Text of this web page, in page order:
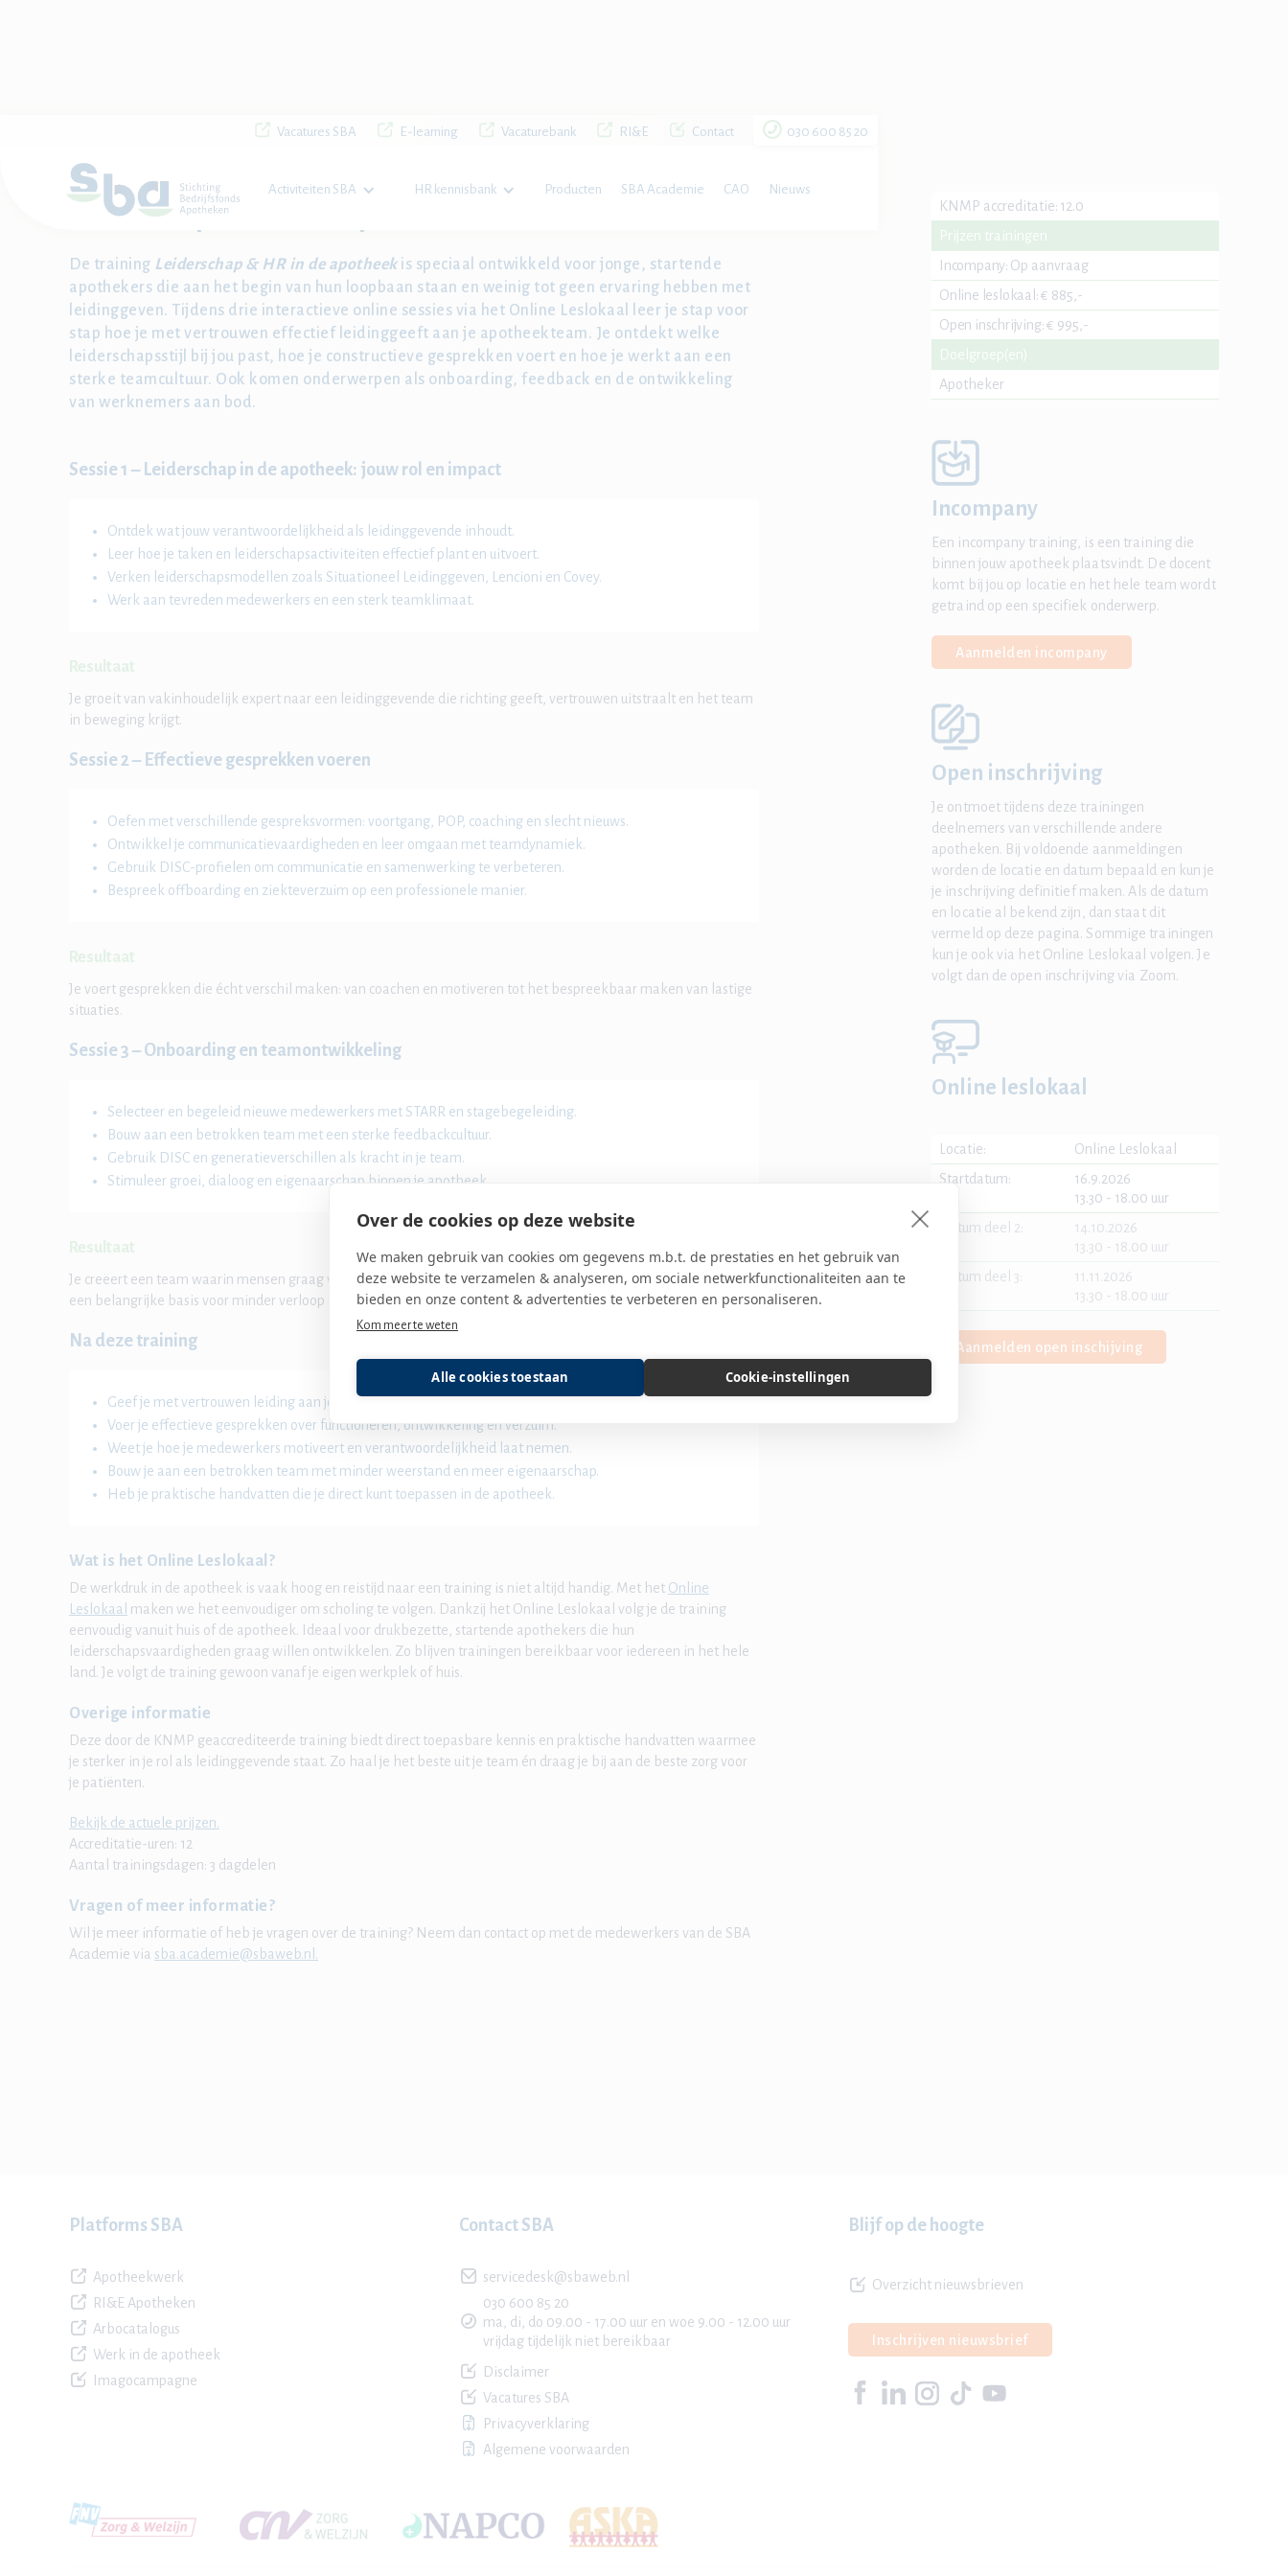
Over de cookies op deze website
We maken gebruik van cookies om gegevens m.b.t. de prestaties en het gebruik van
deze website te verzamelen & analyseren, om sociale netwerkfunctionaliteiten aan te
bieden en onze content & advertenties te verbeteren en personaliseren.
Kom meer te weten
Alle cookies toestaan Cookie-instellingen
Vacatures SBA E-learning Vacaturebank RI&E Contact 030 600 85 20
Activiteiten SBA HR kennisbank Producten SBA Academie CAO Nieuws
Home  SBA Academie
Leiderschap & HR in de apotheek
De training Leiderschap & HR in de apotheekis speciaal ontwikkeld voor jonge, startende
apothekers die aan het begin van hun loopbaan staan en weinig tot geen ervaring hebben met
leidinggeven. Tijdens drie interactieve online sessies via het Online Leslokaal leer je stap voor
stap hoe je met vertrouwen effectief leidinggeeft aan je apotheekteam. Je ontdekt welke
leiderschapsstijl bij jou past, hoe je constructieve gesprekken voert en hoe je werkt aan een
sterke teamcultuur. Ook komen onderwerpen als onboarding, feedback en de ontwikkeling
van werknemers aan bod.
Sessie 1 – Leiderschap in de apotheek: jouw rol en impact
Ontdek wat jouw verantwoordelijkheid als leidinggevende inhoudt.
Leer hoe je taken en leiderschapsactiviteiten effectief plant en uitvoert.
Verken leiderschapsmodellen zoals Situationeel Leidinggeven, Lencioni en Covey.
Werk aan tevreden medewerkers en een sterk teamklimaat.
Resultaat
Je groeit van vakinhoudelijk expert naar een leidinggevende die richting geeft, vertrouwen uitstraalt en het team
in beweging krijgt.
Sessie 2 – Effectieve gesprekken voeren
Oefen met verschillende gespreksvormen: voortgang, POP, coaching en slecht nieuws.
Ontwikkel je communicatievaardigheden en leer omgaan met teamdynamiek.
Gebruik DISC-profielen om communicatie en samenwerking te verbeteren.
Bespreek offboarding en ziekteverzuim op een professionele manier.
Resultaat
Je voert gesprekken die écht verschil maken: van coachen en motiveren tot het bespreekbaar maken van lastige
situaties.
Sessie 3 – Onboarding en teamontwikkeling
Selecteer en begeleid nieuwe medewerkers met STARR en stagebegeleiding.
Bouw aan een betrokken team met een sterke feedbackcultuur.
Gebruik DISC en generatieverschillen als kracht in je team.
Stimuleer groei, dialoog en eigenaarschap binnen je apotheek.
Resultaat
Je creëert een team waarin mensen graag werken, verantwoordelijkheid nemen en zich blijven ontwikkelen –
een belangrijke basis voor minder verloop en betere patiëntenzorg.
Na deze training
Geef je met vertrouwen leiding aan jouw team.
Voer je effectieve gesprekken over functioneren, ontwikkeling en verzuim.
Weet je hoe je medewerkers motiveert en verantwoordelijkheid laat nemen.
Bouw je aan een betrokken team met minder weerstand en meer eigenaarschap.
Heb je praktische handvatten die je direct kunt toepassen in de apotheek.
Wat is het Online Leslokaal?
De werkdruk in de apotheek is vaak hoog en reistijd naar een training is niet altijd handig. Met het Online
Leslokaal
maken we het eenvoudiger om scholing te volgen. Dankzij het Online Leslokaal volg je de training
eenvoudig vanuit huis of de apotheek. Ideaal voor drukbezette, startende apothekers die hun
leiderschapsvaardigheden graag willen ontwikkelen. Zo blijven trainingen bereikbaar voor iedereen in het hele
land. Je volgt de training gewoon vanaf je eigen werkplek of huis.
Overige informatie
Deze door de KNMP geaccrediteerde training biedt direct toepasbare kennis en praktische handvatten waarmee
je sterker in je rol als leidinggevende staat. Zo haal je het beste uit je team én draag je bij aan de beste zorg voor
je patiënten.
Bekijk de actuele prijzen.
Accreditatie-uren: 12
Aantal trainingsdagen: 3 dagdelen
Vragen of meer informatie?
Wil je meer informatie of heb je vragen over de training? Neem dan contact op met de medewerkers van de SBA
Academie via sba.academie@sbaweb.nl.
KNMP accreditatie: 12.0
Prijzen trainingen
Incompany: Op aanvraag
Online leslokaal :€ 885,-
Open inschrijving:€ 995,-
Doelgroep(en)
Apotheker
Incompany
Een incompany training, is een training die
binnen jouw apotheek plaatsvindt. De docent
komt bij jou op locatie en het hele team wordt
getraind op een specifiek onderwerp.
Aanmelden incompany
Open inschrijving
Je ontmoet tijdens deze trainingen
deelnemers van verschillende andere
apotheken. Bij voldoende aanmeldingen
worden de locatie en datum bepaald en kun je
je inschrijving definitief maken. Als de datum
en locatie al bekend zijn, dan staat dit
vermeld op deze pagina. Sommige trainingen
kun je ook via het Online Leslokaal volgen. Je
volgt dan de open inschrijving via Zoom.
Online leslokaal
Locatie:
Online Leslokaal
Startdatum:
16.9.2026
13.30 - 18.00 uur
Datum deel 2:
14.10.2026
13.30 - 18.00 uur
Datum deel 3:
11.11.2026
13.30 - 18.00 uur
Aanmelden open inschijving
Platforms SBA
Apotheekwerk
RI&E Apotheken
Arbocatalogus
Werk in de apotheek
Imagocampagne
Contact SBA
servicedesk@sbaweb.nl
030 600 85 20
ma, di, do 09.00 - 17.00 uur en woe 9.00 - 12.00 uur
vrijdag tijdelijk niet bereikbaar
Disclaimer
Vacatures SBA
Privacyverklaring
Algemene voorwaarden
Blijf op de hoogte
Overzicht nieuwsbrieven
Inschrijven nieuwsbrief